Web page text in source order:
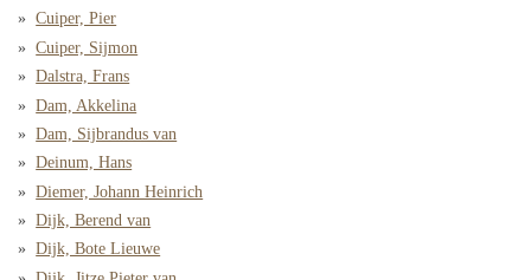
Cuiper, Pier
Cuiper, Sijmon
Dalstra, Frans
Dam, Akkelina
Dam, Sijbrandus van
Deinum, Hans
Diemer, Johann Heinrich
Dijk, Berend van
Dijk, Bote Lieuwe